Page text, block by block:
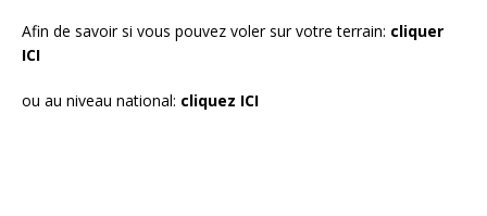
Afin de savoir si vous pouvez voler sur votre terrain: cliquer
ICI
ou au niveau national: cliquez ICI